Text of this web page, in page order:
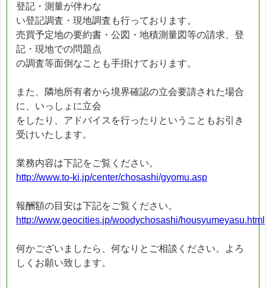
登記・測量が伴わな
い登記調査・現地調査も行っております。
売買予定地の要約書・公図・地積測量図等の請求、登
記・現地での問題点
の調査等面倒なことも手掛けております。
また、隣地所有者から境界確認の立会要請された場合
に、いっしょに立会
をしたり、アドバイスを行ったりということもお引き
受けいたします。
業務内容は下記をご覧ください。
http://www.to-ki.jp/center/chosashi/gyomu.asp
報酬額の目安は下記をご覧ください。
http://www.geocities.jp/woodychosashi/housyumeyasu.html
何かございましたら、何なりとご相談ください。よろ
しくお願い致します。